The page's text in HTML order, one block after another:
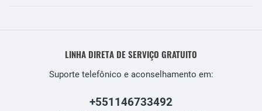
LINHA DIRETA DE SERVIÇO GRATUITO
Suporte telefônico e aconselhamento em:
+551146733492